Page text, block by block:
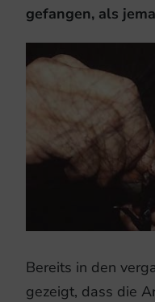
gefangen, als
Bereits in den
gezeigt, dass die